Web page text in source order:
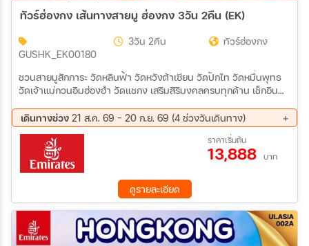
ทัวร์ฮ่องกง เส้นทางสายมู ฮ่องกง 3วัน 2คืน (EK)
GUSHK_EK00180
3วัน 2คืน ทัวร์ฮ่องกง
ชวนสายมูสักการะ วัดหลินฟ้า วัดหวังต้าเซียน วัดปักไท วัดหมื่นพุทธ
วัดเจ้าแม่กวนอิมฮ่องฮำ วัดแชกง เสริมสิริมงคลครบทุกด้าน เช็กอิน
ชมวิวอ่าววิกตอเรีย ช้อปปิ้งจุใจที่ ย่านจิมซาจุ่ย และ ตลาดมงก๊ก
เดินทางช่วง 21 ส.ค. 69 - 20 ก.ย. 69 (4 ช่วงวันเดินทาง)
21 ส.ค. 69 - 23 ส.ค. 69
04 ก.ย. 69 - 06 ก.ย. 69
11 ก.ย. 69 - 13 ก.ย. 69
18 ก.ย. 69 - 20 ก.ย. 69
ราคาเริ่มต้น
13,888 บาท
ดูรายละเอียด